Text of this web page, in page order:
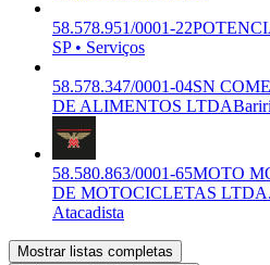
58.578.951/0001-22
SP • Serviços
58.578.347/0001-04SN
DE ALIMENTOS LTDA
58.580.863/0001-65MOTO
DE MOTOCICLETAS LTDA.
Atacadista
Mostrar listas completas